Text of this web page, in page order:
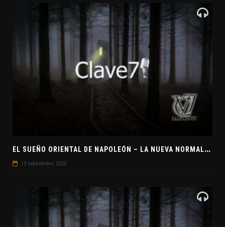
E
L SUEÑO ORIENTAL DE NAPOLEÓN – LA NUEVA NORMALIDAD
13 septiembre, 2020